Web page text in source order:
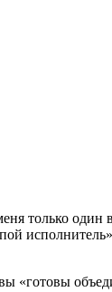
только один
«готовы